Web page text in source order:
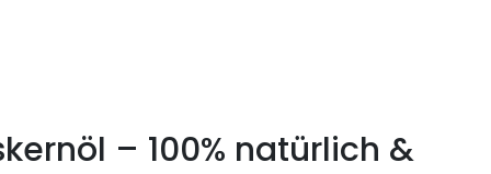
– 100% natürlich &